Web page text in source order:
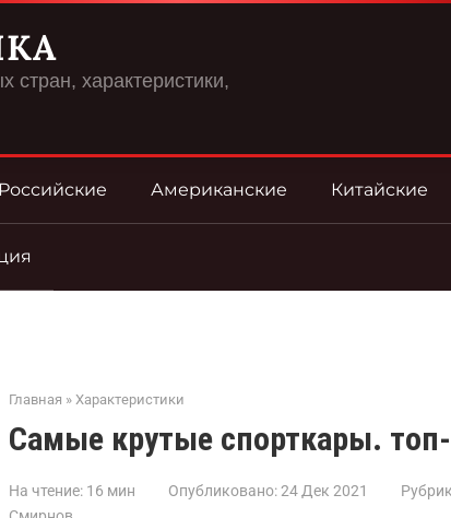
стран, характеристики,
Российские Американские Китайские
Главная » Характеристики
Самые крутые спорткары.
На чтение: 16 мин Опубликовано:24 Дек 2021